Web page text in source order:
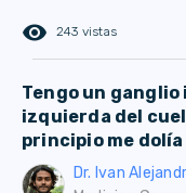
remove_red_eye 243 vistas
Tengo un
izquierda del
principio me dolía
Dr. Ivan